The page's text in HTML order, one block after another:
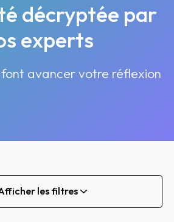
décryptée par
experts
font avancer votre réflexion
les filtres